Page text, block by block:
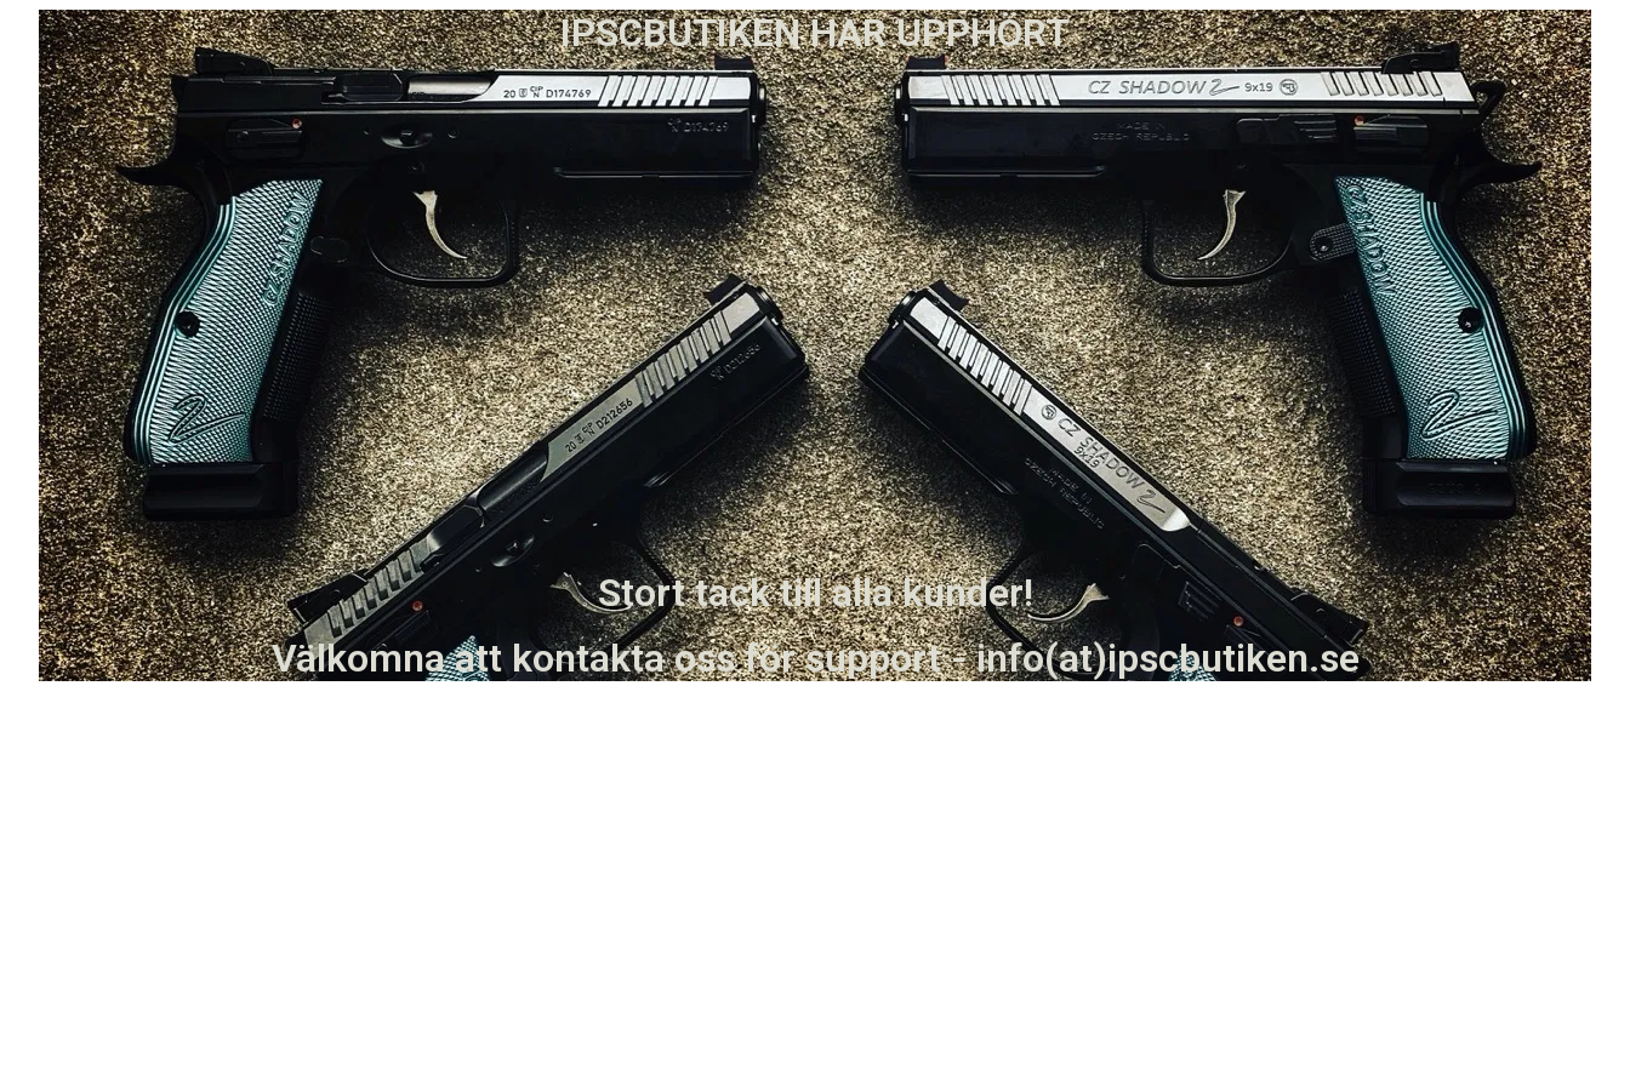
IPSCBUTIKEN HAR UPPHÖRT
Stort tack till alla kunder!
Välkomna att kontakta oss för support - info(at)ipscbutiken.se